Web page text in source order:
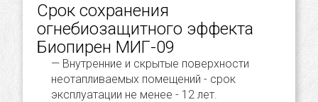
Срок сохранения
огнебиозащитного эффекта
Биопирен МИГ-09
Внутренние и скрытые поверхности
неотапливаемых помещений - срок
эксплуатации не менее - 12 лет.